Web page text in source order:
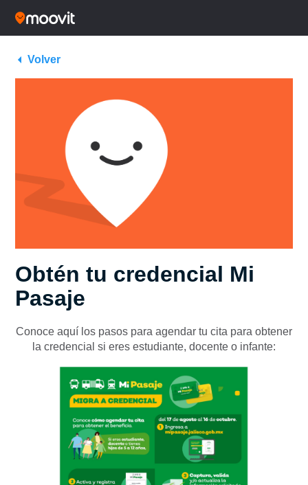
Volver
Obtén tu credencial Mi
Pasaje
Conoce aquí los pasos para agendar tu cita para obtener
la credencial si eres estudiante, docente o infante: